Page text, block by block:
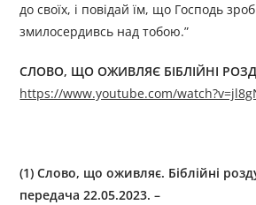
до своїх, і повідай їм, що Господь
змилосердивсь над тобою.”
СЛОВО, ЩО ОЖИВЛЯЄ БІБЛІЙНІ
https://www.youtube.com/
(1) Слово, що оживляє. Біблійні
передача22.05.2023. –